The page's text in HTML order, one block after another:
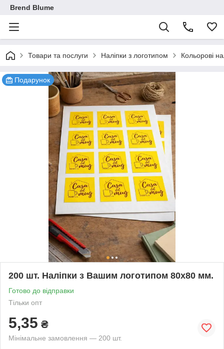
Brend Blume
Товари та послуги Наліпки з логотипом Кольорові
Подарунок
200 шт. Наліпки з Вашим логотипом 80х80 мм.
Готово до відправки
Тільки опт
5,35 ₴
Мінімальне замовлення — 200 шт.